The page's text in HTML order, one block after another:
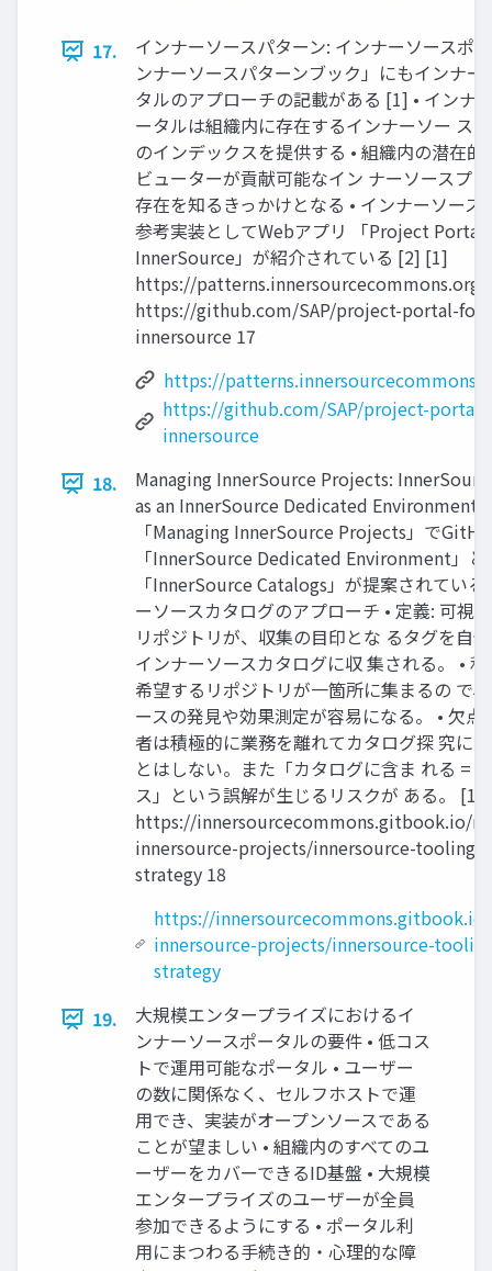
17.
インナーソースパターン: インナーソースポ
ンナーソースパターンブック」にもインナー
タルのアプローチの記載がある [1] • インナ
ータルは組織内に存在するインナーソー ス
のインデックスを提供する • 組織内の潜在的
ビューターが貢献可能なイン ナーソースプ
存在を知るきっかけとなる • インナーソース
参考実装としてWebアプリ 「Project Portal
InnerSource」が紹介されている [2] [1]
https://
https://github.com/SAP/project-portal-for-
innersource 17
https://
https://github.com/SAP/project-portal-
innersource
18.
Managing InnerSource Projects:
as an InnerSource Dedicated Environment •
「Managing InnerSource Projects」で
「InnerSource Dedicated Environment」と
「InnerSource Catalogs」が提案されてい
ーソースカタログのアプローチ • 定義: 可視
リポジトリが、収集の目印とな るタグを自
インナーソースカタログに収 集される。 •
希望するリポジトリが一箇所に集まるの で
ースの発見や効果測定が容易になる。 • 欠点
者は積極的に業務を離れてカタログ探 究に
とはしない。また「カタログに含ま れる =
ス」という誤解が生じるリスクが ある。 [1]
https://innersourcecommons.gitbook.io/
innersource-projects/innersource-tooling/
strategy 18
https://
innersource-projects/innersource-
strategy
19.
大規模エンタープライズにおけるイ
ンナーソースポータルの要件 • 低コス
トで運用可能なポータル • ユーザー
の数に関係なく、セルフホストで運
用でき、実装がオープンソースである
ことが望ましい • 組織内のすべてのユ
ーザーをカバーできるID基盤 • 大規模
エンタープライズのユーザーが全員
参加できるようにする • ポータル利
用にまつわる手続き的・心理的な障